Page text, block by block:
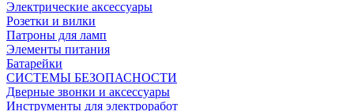
Электрические аксессуары
Розетки и вилки
Патроны для ламп
Элементы питания
Батарейки
СИСТЕМЫ БЕЗОПАСНОСТИ
Дверные звонки и аксессуары
Инструменты для электроработ